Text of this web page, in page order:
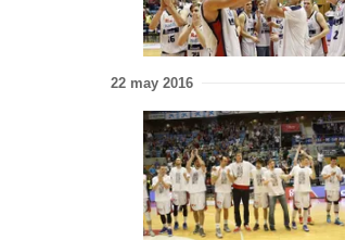
22 may 2016